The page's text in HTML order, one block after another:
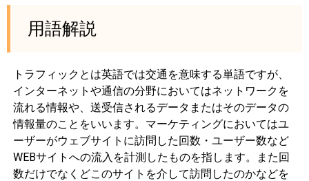
用語解説
トラフィックとは英語では交通を意味する単語ですが、
インターネットや通信の分野においてはネットワークを
流れる情報や、送受信されるデータまたはそのデータの
情報量のことをいいます。マーケティングにおいてはユ
ーザーがウェブサイトに訪問した回数・ユーザー数など
WEBサイトへの流入を計測したものを指します。また回
数だけでなくどこのサイトを介して訪問したのかなどを